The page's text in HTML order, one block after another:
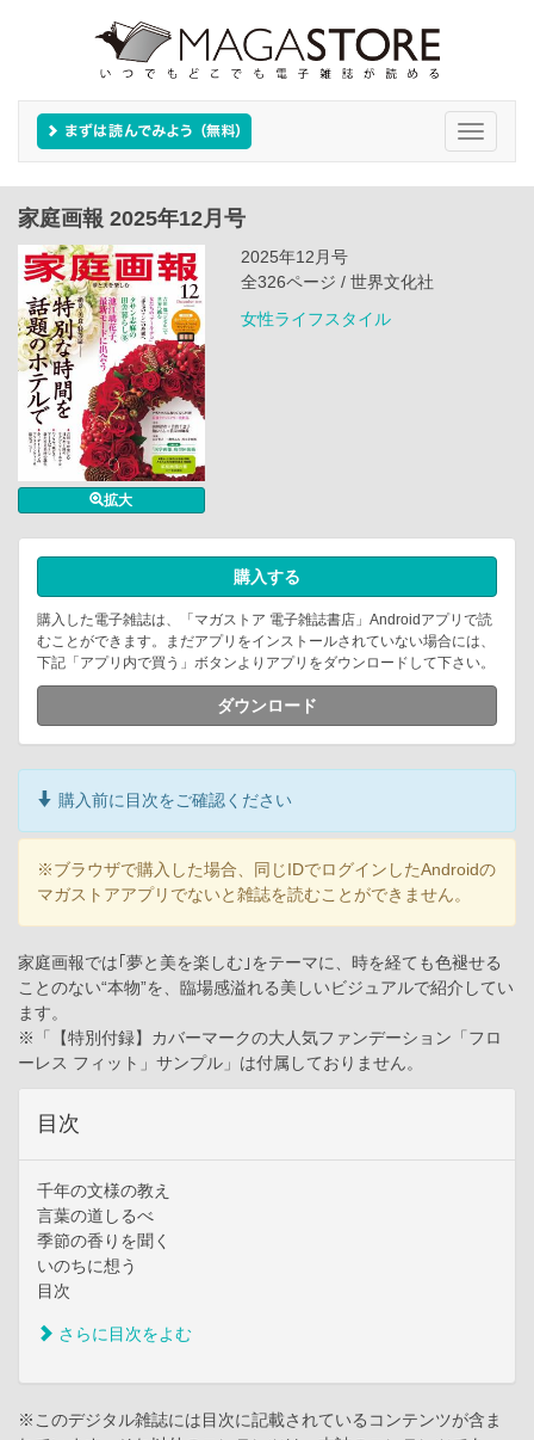
Toggle
家庭画報 2025年12月号
拡大
2025年12月号
全326ページ / 世界文化社
女性ライフスタイル
購入する
購入した電子雑誌は、「マガストア 電子雑誌書店」Androidアプリで読
むことができます。まだアプリをインストールされていない場合には、
下記「アプリ内で買う」ボタンよりアプリをダウンロードして下さい。
ダウンロード
購入前に目次をご確認ください
※ブラウザで購入した場合、同じIDでログインしたAndroidの
マガストアアプリでないと雑誌を読むことができません。
家庭画報では｢夢と美を楽しむ｣をテーマに、時を経ても色褪せる
ことのない“本物”を、臨場感溢れる美しいビジュアルで紹介してい
ます。
※「【特別付録】カバーマークの大人気ファンデーション「フロ
ーレス フィット」サンプル」は付属しておりません。
目次
千年の文様の教え
言葉の道しるべ
季節の香りを聞く
いのちに想う
目次
さらに目次をよむ
※このデジタル雑誌には目次に記載されているコンテンツが含ま